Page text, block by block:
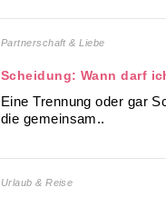
Partnerschaft & Liebe
Scheidung: Wann darf
Eine Trennung oder gar
die gemeinsam..
Urlaub & Reise